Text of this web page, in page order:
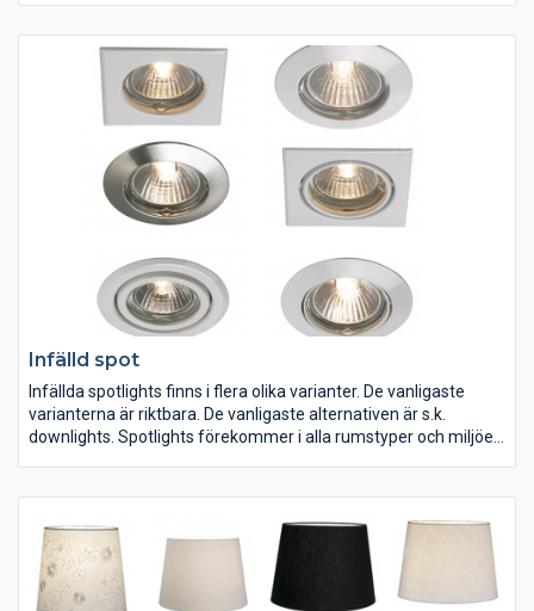
Infälld spot
Infällda spotlights finns i flera olika varianter. De vanligaste
varianterna är riktbara. De vanligaste alternativen är s.k.
downlights. Spotlights förekommer i alla rumstyper och miljöer.